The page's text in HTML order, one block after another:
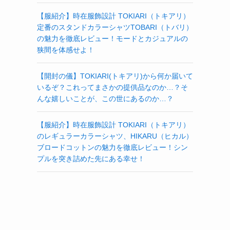
【服紹介】時在服飾設計 TOKIARI（トキアリ）
定番のスタンドカラーシャツTOBARI（トバリ）
の魅力を徹底レビュー！モードとカジュアルの
狭間を体感せよ！
【開封の儀】TOKIARI(トキアリ)から何か届いて
いるぞ？これってまさかの提供品なのか…？そ
んな嬉しいことが、この世にあるのか…？
【服紹介】時在服飾設計 TOKIARI（トキアリ）
のレギュラーカラーシャツ、HIKARU（ヒカル）
ブロードコットンの魅力を徹底レビュー！シン
プルを突き詰めた先にある幸せ！